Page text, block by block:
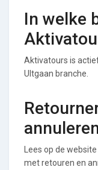
In welke
Aktivatours is
UItgaan branche.
Lees op de
met retouren en